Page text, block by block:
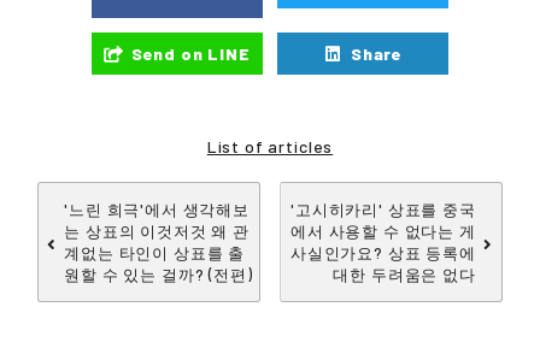
Send on LINE Share
List of articles
'느린 희극'에서 생각해보
는 상표의 이것저것 왜 관
계없는 타인이 상표를 출
원할 수 있는 걸까? (전편)
'고시히카리' 상표를 중국
에서 사용할 수 없다는 게
사실인가요? 상표 등록에
대한 두려움은 없다